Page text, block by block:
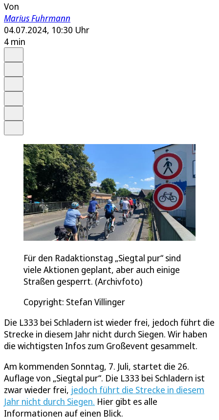
Von
Marius Fuhrmann
04.07.2024, 10:30 Uhr
4 min
Für den Radaktionstag „Siegtal pur“ sind
viele Aktionen geplant, aber auch einige
Straßen gesperrt. (Archivfoto)
Copyright: Stefan Villinger
Die L333 bei Schladern ist wieder frei, jedoch führt die
Strecke in diesem Jahr nicht durch Siegen. Wir haben
die wichtigsten Infos zum Großevent gesammelt.
Am kommenden Sonntag, 7. Juli, startet die 26.
Auflage von „Siegtal pur“. Die L333 bei Schladern ist
zwar wieder frei, jedoch führt die Strecke in diesem
Jahr nicht durch Siegen. Hier gibt es alle
Informationen auf einen Blick.